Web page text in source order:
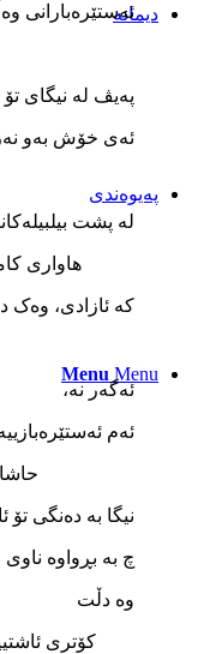
دیمانە
پەیوەندی
Menu Menu
ئه‌ستێره‌بارانی
له‌
په‌يڤ له‌ نيگای
ئه‌ی خۆش به‌و
که‌ تۆ
له‌ پشت
هاواری کامه‌
که‌ ئازادی، وه‌ک
بۆ لێوی
ئه‌گه‌ر نه‌،
ئه‌م
حاشا، هيچی
نيگا به‌ ده‌نگی تۆ
چ به‌ بڕواوه‌
وه‌ دڵت
کۆتری